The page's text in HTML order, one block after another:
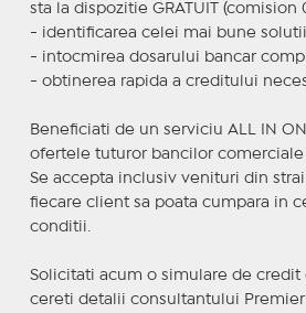
sta la dispozitie GRATUIT (comision
- identificarea celei mai bune
- intocmirea dosarului bancar
- obtinerea rapida a creditului
Beneficiati de un serviciu ALL IN
ofertele tuturor bancilor comerciale
Se accepta inclusiv venituri din
fiecare client sa poata cumpara in
conditii.
Solicitati acum o simulare de credit
cereti detalii consultantului